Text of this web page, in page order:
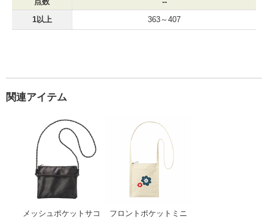
点数 --
1以上 363～407
関連アイテム
メッシュポケットサコ
メッシュポケットサコッシュ
フロントポケットミニ